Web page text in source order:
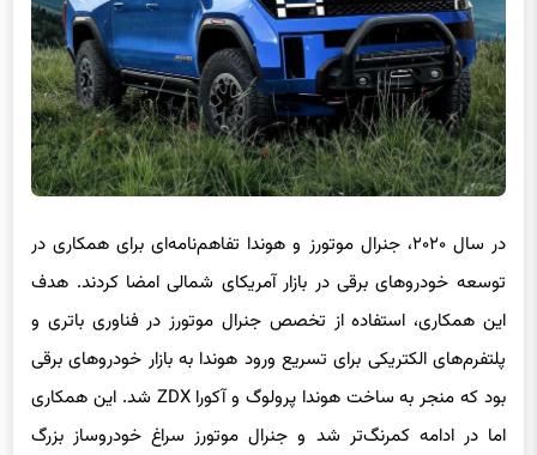
در سال ۲۰۲۰، جنرال موتورز و هوندا تفاهم‌نامه‌ای برای همکاری در
توسعه خودروهای برقی در بازار آمریکای شمالی امضا کردند. هدف
این همکاری، استفاده از تخصص جنرال موتورز در فناوری باتری و
پلتفرم‌های الکتریکی برای تسریع ورود هوندا به بازار خودروهای برقی
بود که منجر به ساخت هوندا پرولوگ و آکورا ZDX شد. این همکاری
اما در ادامه کمرنگ‌تر شد و جنرال موتورز سراغ خودروساز بزرگ